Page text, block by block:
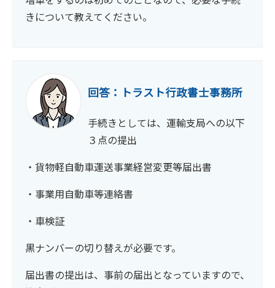
きについて教えてください。
回答：トラスト行政書士事務所
手続きとしては、運輸支局への以下
３点の提出
・貨物軽自動車運送事業経営変更等届出書
・事業用自動車等連絡書
・車検証
黒ナンバーの切り替えが必要です。
届出書の提出は、事前の届出となっていますので、